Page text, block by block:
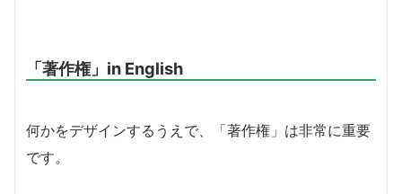
「著作権」in English
何かをデザインするうえで、「著作権」は非常に重要
です。